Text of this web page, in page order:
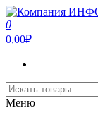
Перейти
к
содержимому
Компания
Компания
оборудования для
0
0,00₽
Меню